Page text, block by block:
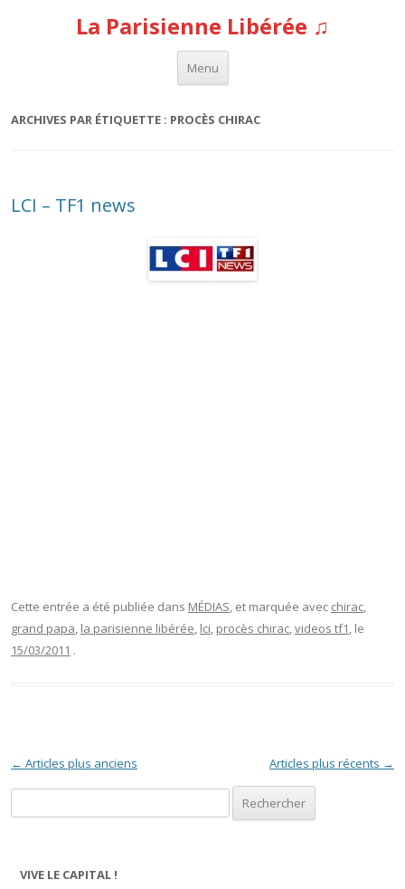
La Parisienne Libérée ♫
Menu
Aller au contenu
ARCHIVES PAR ÉTIQUETTE : PROCÈS CHIRAC
LCI – TF1 news
Cette entrée a été publiée dans MÉDIAS, et marquée avec chirac,
grand papa, la parisienne libérée, lci, procès chirac,videos tf1, le
15/03/2011 .
Navigation des articles
← Articles plus anciens Articles plus récents →
VIVE LE CAPITAL !